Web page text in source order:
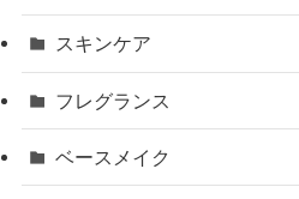
スキンケア
フレグランス
ベースメイク